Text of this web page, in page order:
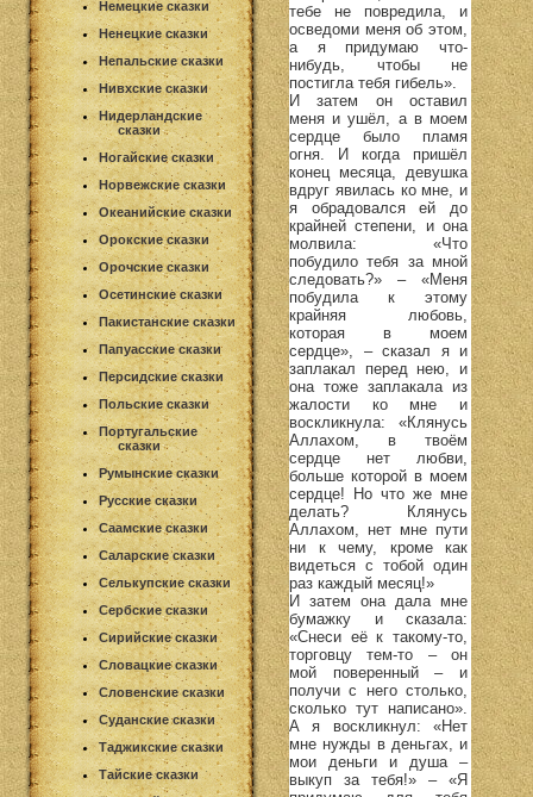
Немецкие сказки
Ненецкие сказки
Непальские сказки
Нивхские сказки
Нидерландские
сказки
Ногайские сказки
Норвежские сказки
Океанийские сказки
Орокские сказки
Орочские сказки
Осетинские сказки
Пакистанские сказки
Папуасские сказки
Персидские сказки
Польские сказки
Португальские
сказки
Румынские сказки
Русские сказки
Саамские сказки
Саларские сказки
Селькупские сказки
Сербские сказки
Сирийские сказки
Словацкие сказки
Словенские сказки
Суданские сказки
Таджикские сказки
Тайские сказки
тебе не повредила, и
осведоми меня об этом,
а я придумаю что-
нибудь, чтобы не
постигла тебя гибель».
И затем он оставил
меня и ушёл, а в моем
сердце было пламя
огня. И когда пришёл
конец месяца, девушка
вдруг явилась ко мне, и
я обрадовался ей до
крайней степени, и она
молвила: «Что
побудило тебя за мной
следовать?» – «Меня
побудила к этому
крайняя любовь,
которая в моем
сердце», – сказал я и
заплакал перед нею, и
она тоже заплакала из
жалости ко мне и
воскликнула: «Клянусь
Аллахом, в твоём
сердце нет любви,
больше которой в моем
сердце! Но что же мне
делать? Клянусь
Аллахом, нет мне пути
ни к чему, кроме как
видеться с тобой один
раз каждый месяц!»
И затем она дала мне
бумажку и сказала:
«Снеси её к такому-то,
торговцу тем-то – он
мой поверенный – и
получи с него столько,
сколько тут написано».
А я воскликнул: «Нет
мне нужды в деньгах, и
мои деньги и душа –
выкуп за тебя!» – «Я